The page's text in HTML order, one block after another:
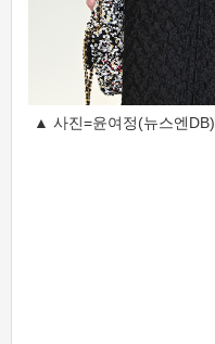
▲ 사진=윤여정(뉴스엔DB)